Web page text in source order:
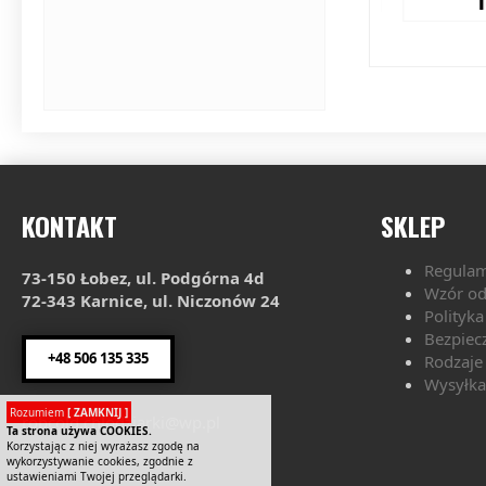
KONTAKT
73-150 Łobez, ul. Podgórna 4d
72-343 Karnice, ul. Niczonów 24
+48 506 135 335
robcold.chlodziarki@wp.pl
SKLEP
Wzór
Rozumiem [ ZAMKNIJ ]
Ta strona używa COOKIES.
Korzystając z niej wyrażasz zgodę na
wykorzystywanie cookies, zgodnie z
ustawieniami Twojej przeglądarki.